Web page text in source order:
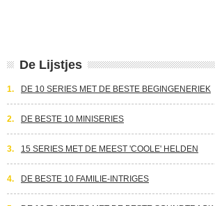
De Lijstjes
1. DE 10 SERIES MET DE BESTE BEGINGENERIEK
2. DE BESTE 10 MINISERIES
3. 15 SERIES MET DE MEEST 'COOLE' HELDEN
4. DE BESTE 10 FAMILIE-INTRIGES